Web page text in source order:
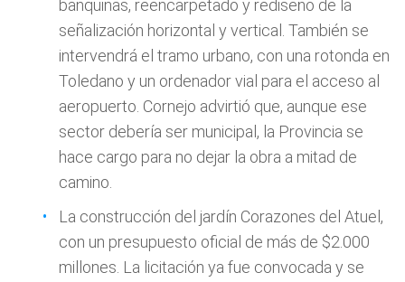
banquinas, reencarpetado y rediseño de la
señalización horizontal y vertical. También se
intervendrá el tramo urbano, con una rotonda en
Toledano y un ordenador vial para el acceso al
aeropuerto. Cornejo advirtió que, aunque ese
sector debería ser municipal, la Provincia se
hace cargo para no dejar la obra a mitad de
camino.
La construcción del jardín Corazones del Atuel,
con un presupuesto oficial de más de $2.000
millones. La licitación ya fue convocada y se